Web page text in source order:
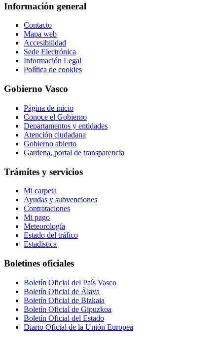
Información general
Contacto
Mapa web
Accesibilidad
Sede Electrónica
Información Legal
Política de cookies
Gobierno Vasco
Página de inicio
Conoce el Gobierno
Departamentos y entidades
Atención ciudadana
Gobierno abierto
Gardena, portal de transparencia
Trámites y servicios
Mi carpeta
Ayudas y subvenciones
Contrataciones
Mi pago
Meteorología
Estado del tráfico
Estadística
Boletines oficiales
Boletín Oficial del País Vasco
Boletín Oficial de Álava
Boletín Oficial de Bizkaia
Boletín Oficial de Gipuzkoa
Boletín Oficial del Estado
Diario Oficial de la Unión Europea